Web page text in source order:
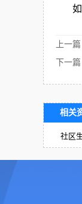
上一篇
下一篇
相关
社区